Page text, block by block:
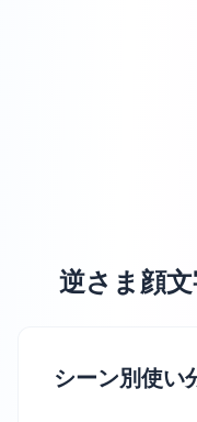
逆さま顔
シーン別使い